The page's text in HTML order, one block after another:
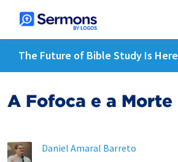
The Future of Bible Study Is Here
A Fofoca e a Morte
Daniel Amaral Barreto